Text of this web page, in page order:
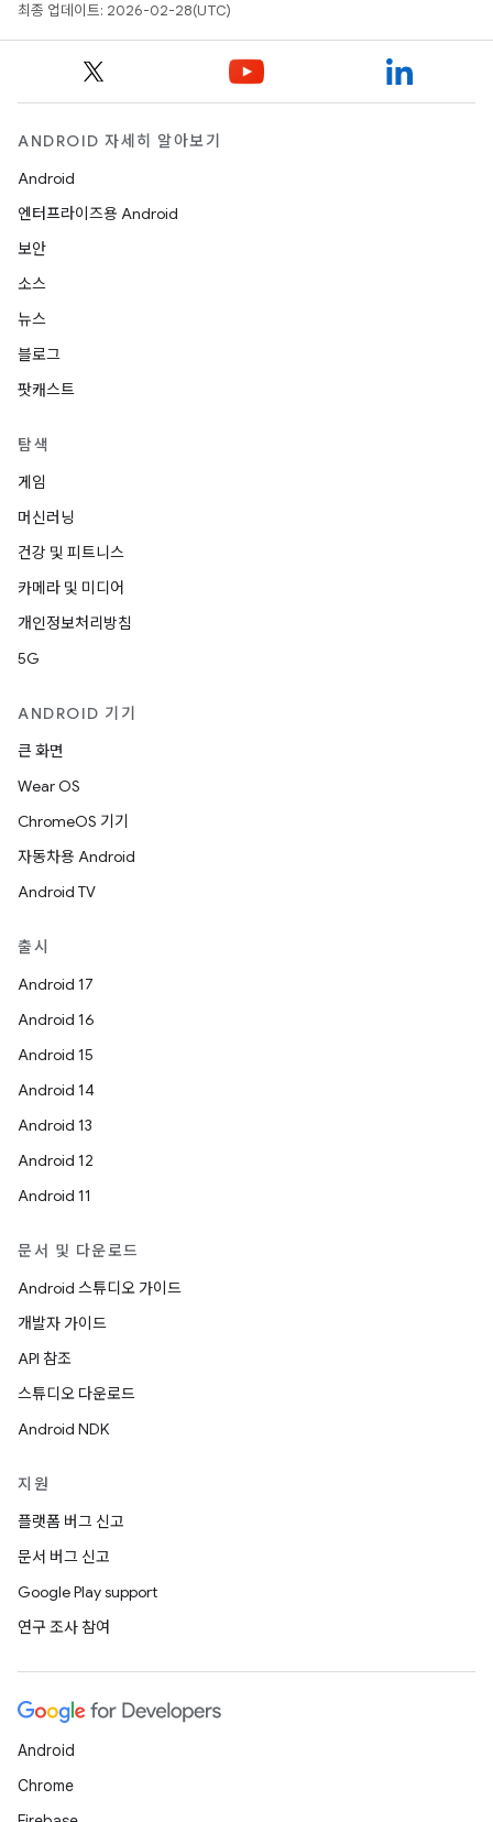
최종 업데이트: 2026-02-28(UTC)
ANDROID 자세히 알아보기
Android
엔터프라이즈용 Android
보안
소스
뉴스
블로그
팟캐스트
탐색
게임
머신러닝
건강 및 피트니스
카메라 및 미디어
개인정보처리방침
5G
ANDROID 기기
큰 화면
Wear OS
ChromeOS 기기
자동차용 Android
Android TV
출시
Android 17
Android 16
Android 15
Android 14
Android 13
Android 12
Android 11
문서 및 다운로드
Android 스튜디오 가이드
개발자 가이드
API 참조
스튜디오 다운로드
Android NDK
지원
플랫폼 버그 신고
문서 버그 신고
Google Play support
연구 조사 참여
Android
Chrome